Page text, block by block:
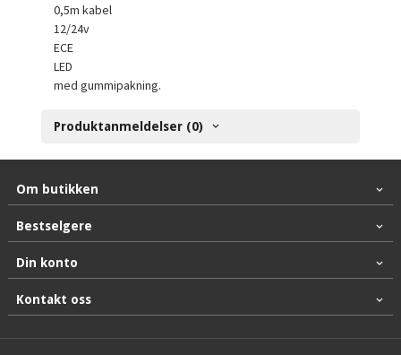
0,5m kabel
12/24v
ECE
LED
med gummipakning.
Produktanmeldelser (0)
Om butikken
Bestselgere
Din konto
Kontakt oss